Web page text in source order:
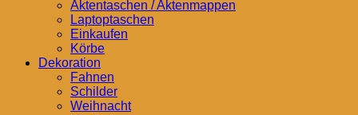
Aktentaschen / Aktenmappen
Laptoptaschen
Einkaufen
Körbe
Dekoration
Fahnen
Schilder
Weihnacht